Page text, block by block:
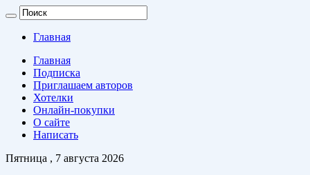
Главная
Главная
Подписка
Приглашаем авторов
Хотелки
Онлайн-покупки
О сайте
Написать
Пятница , 7 августа 2026